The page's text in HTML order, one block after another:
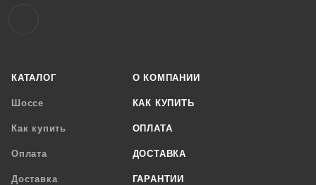
КАТАЛОГ
Шоссе
Как купить
Оплата
Доставка
О КОМПАНИИ
КАК КУПИТЬ
ОПЛАТА
ДОСТАВКА
ГАРАНТИИ